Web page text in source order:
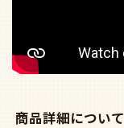
商品詳細について